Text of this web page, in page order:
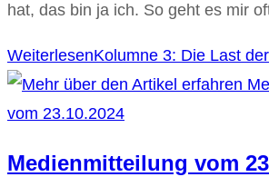
hat, das bin ja ich. So geht es mir
WeiterlesenKolumne 3: Die Last
Medienmitteilung vom